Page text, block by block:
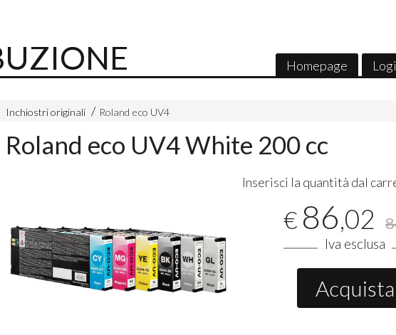
Homepage
Inchiostri originali Roland eco UV4
Roland eco UV4 White 200 cc
Inserisci la quantità dal
€ 86,02
Iva esclusa
Acquista